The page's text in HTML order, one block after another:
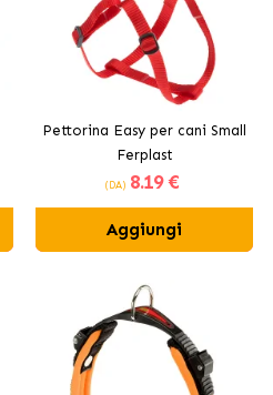
Pettorina Easy per cani Small
Ferplast
(DA) 8.19 €
Aggiungi